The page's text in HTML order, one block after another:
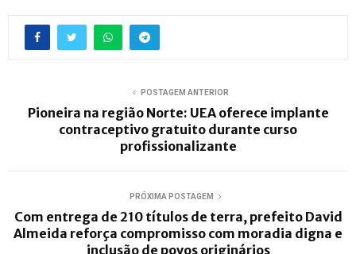
POSTAGEM ANTERIOR
Pioneira na região Norte: UEA oferece implante
contraceptivo gratuito durante curso
profissionalizante
PRÓXIMA POSTAGEM
Com entrega de 210 títulos de terra, prefeito David
Almeida reforça compromisso com moradia digna e
inclusão de povos originários